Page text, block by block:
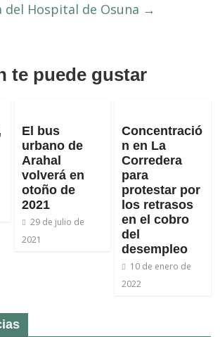
Hospital de Osuna →
te puede gustar
El bus
urbano de
Arahal
volverá en
otoño de
2021
29 de julio de
2021
Concentració
n en La
Corredera
para
protestar por
los retrasos
en el cobro
del
desempleo
10 de enero de
2022